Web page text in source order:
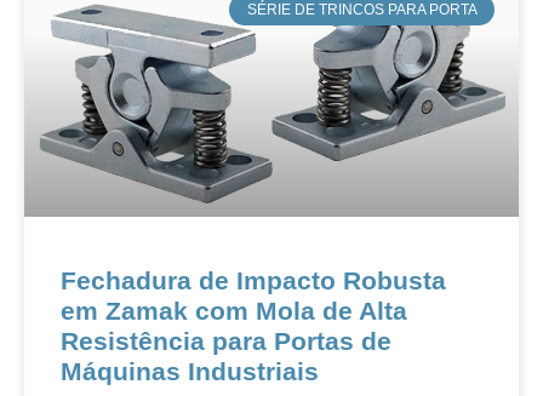
​SÉRIE DE TRINCOS PARA PORTA
Fechadura de Impacto Robusta
em Zamak com Mola de Alta
Resistência para Portas de
Máquinas Industriais​​